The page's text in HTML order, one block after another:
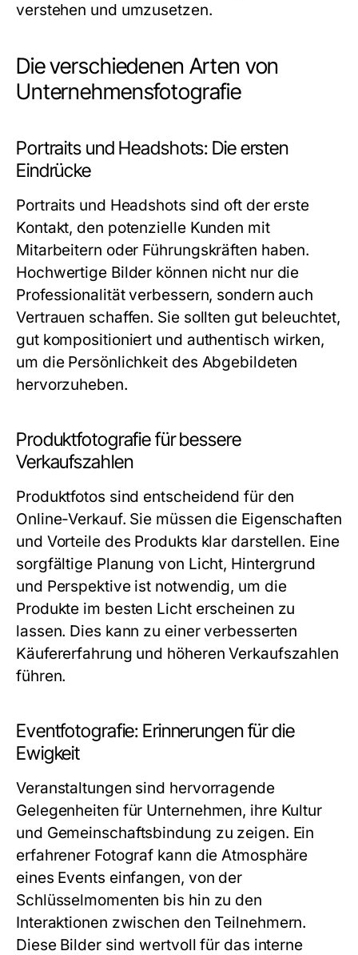
verstehen und umzusetzen.
Die verschiedenen Arten von
Unternehmensfotografie
Portraits und Headshots: Die ersten
Eindrücke
Portraits und Headshots sind oft der erste
Kontakt, den potenzielle Kunden mit
Mitarbeitern oder Führungskräften haben.
Hochwertige Bilder können nicht nur die
Professionalität verbessern, sondern auch
Vertrauen schaffen. Sie sollten gut beleuchtet,
gut kompositioniert und authentisch wirken,
um die Persönlichkeit des Abgebildeten
hervorzuheben.
Produktfotografie für bessere
Verkaufszahlen
Produktfotos sind entscheidend für den
Online-Verkauf. Sie müssen die Eigenschaften
und Vorteile des Produkts klar darstellen. Eine
sorgfältige Planung von Licht, Hintergrund
und Perspektive ist notwendig, um die
Produkte im besten Licht erscheinen zu
lassen. Dies kann zu einer verbesserten
Käufererfahrung und höheren Verkaufszahlen
führen.
Eventfotografie: Erinnerungen für die
Ewigkeit
Veranstaltungen sind hervorragende
Gelegenheiten für Unternehmen, ihre Kultur
und Gemeinschaftsbindung zu zeigen. Ein
erfahrener Fotograf kann die Atmosphäre
eines Events einfangen, von der
Schlüsselmomenten bis hin zu den
Interaktionen zwischen den Teilnehmern.
Diese Bilder sind wertvoll für das interne